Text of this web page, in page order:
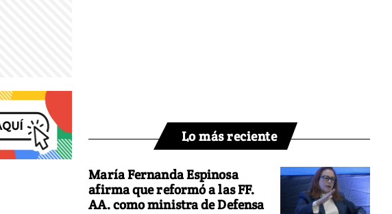
Lo más reciente
María Fernanda Espinosa
afirma que reformó a las FF.
AA. como ministra de Defensa